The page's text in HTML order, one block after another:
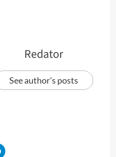
Redator
See author's posts